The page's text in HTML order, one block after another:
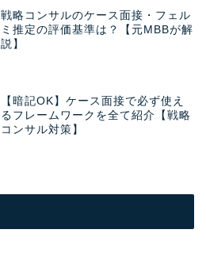
戦略コンサルのケース面接・フェル
ミ推定の評価基準は？【元MBBが解
説】
【暗記OK】ケース面接で必ず使え
るフレームワークを全て紹介【戦略
コンサル対策】